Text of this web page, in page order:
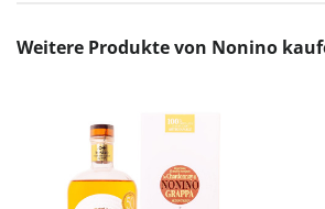
Produktgalerie überspringen
Weitere Produkte von Nonino